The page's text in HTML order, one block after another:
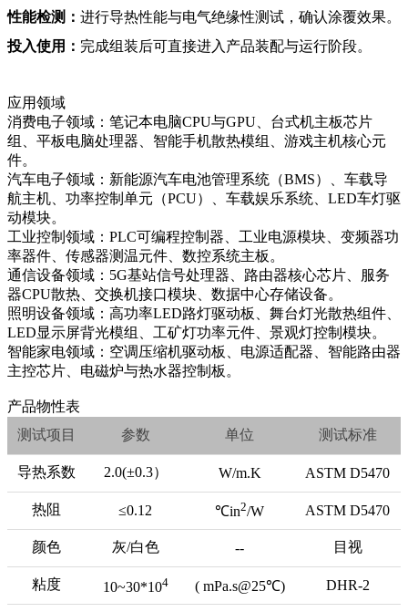
性能检测： 进行导热性能与电气绝缘性测试，确认涂覆效果。
投入使用： 完成组装后可直接进入产品装配与运行阶段。
应用领域
消费电子领域：笔记本电脑CPU与GPU、台式机主板芯片
组、平板电脑处理器、智能手机散热模组、游戏主机核心元
件。
汽车电子领域：新能源汽车电池管理系统（BMS）、车载导
航主机、功率控制单元（PCU）、车载娱乐系统、LED车灯驱
动模块。
工业控制领域：PLC可编程控制器、工业电源模块、变频器功
率器件、传感器测温元件、数控系统主板。
通信设备领域：5G基站信号处理器、路由器核心芯片、服务
器CPU散热、交换机接口模块、数据中心存储设备。
照明设备领域：高功率LED路灯驱动板、舞台灯光散热组件、
LED显示屏背光模组、工矿灯功率元件、景观灯控制模块。
智能家电领域：空调压缩机驱动板、电源适配器、智能路由器
主控芯片、电磁炉与热水器控制板。
产品物性表
测试项目
参数 单位 测试标准
导热系数 2.0(±0.3） W/m.K ASTM D5470
热阻 ≤0.12 ℃in2/W ASTM D5470
颜色 灰/白色 -- 目视
粘度 10~30*104 ( mPa.s@25℃) DHR-2